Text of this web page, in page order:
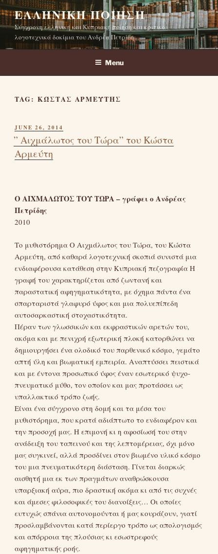
Skip
to
content
ΕΛΛΗΝΙΚΉ ΠΟΊΗΣΗ
Σύγχρονη ελληνική και Κυπριακή ποίηση και κριτικά
λογοτεχνικά δοκίμια του Ανδρέα Πετρίδη
Menu
TAG: ΚΏΣΤΑΣ ΑΡΜΕΎΤΗΣ
POSTED
ON
JUNE 26, 2014
” Αιχμάλωτος του Τώρα” του Κώστα
Αρμεύτη
Ο ΑΙΧΜΑΛΩΤΟΣ ΤΟΥ ΤΩΡΑ – γράφει ο Ανδρέας
Πετρίδης
2010
Το μυθιστόρημα Ο Αιχμάλωτος του Τώρα, του Κώστα
Αρμεύτη, από καθαρά λογοτεχνική σκοπιά συνιστά μια
ενδιαφέρουσα κατάθεση στην Κυπριακή πεζογραφία Η
γραφή του χαρακτηρίζεται από ζωντανή και
παραστατική αφηγηματικότητα, με όχημα πάντα ένα
σπαρταριστά γλαφυρό ύφος και μια πολυεπίπεδη
αυτοσαρκαστική στοχαστικότητα.
Πέραν των γλωσσικών και εκφραστικών αρετών του,
ακόμα και με πενιχρή εξωτερική πλοκή κατορθώνει να
δημιουργήσει ένα ολοδικό του παρθενικό κόσμο, γεμάτο
απτή ύλη και βιωματική εμπειρία. Αναπτύσσει πειστικά
και με έντονα προσωπικό ύφος έναν εσωτερικό ψυχο-
πνευματικό μύθο, τον οποίον και μας προτάσσει ως
υπαλλακτικό τρόπο ζωής.
Είναι ένα σύγχρονο στη δομή και τα μέσα του
μυθιστόρημα, που κρατά αδιάπτωτο το ενδιαφέρον και
την προσοχή μας. Η επιμονή κι η αφοσίωσή του στην
ανάδειξη του ταπεινού και της λεπτομέρειας, όχι μόνο
μας συγκινεί, αλλά προσδίνει στον βιωμένο υλικό κόσμο
του μια πνευματικότερη διάσταση. Γίνεται διαρκώς
αισθητή μια εκ των πραγμάτων αναθρώσκουσα
υπαρξιακή αύρα, πιο δραστική ακόμα κι από τις συχνές
και άμεσες φιλοσοφικές του διανοίξεις… Οι οποίες
ευτυχώς σπάνια αυτονομούνται ή μας κουράζουν, γιατί
προσλαμβάνονται κατά περίεργο τρόπο ως απολογισμός
και απόρροια της πλούσιας κι εσωστρεφούς
αφηγηματικής ροής.